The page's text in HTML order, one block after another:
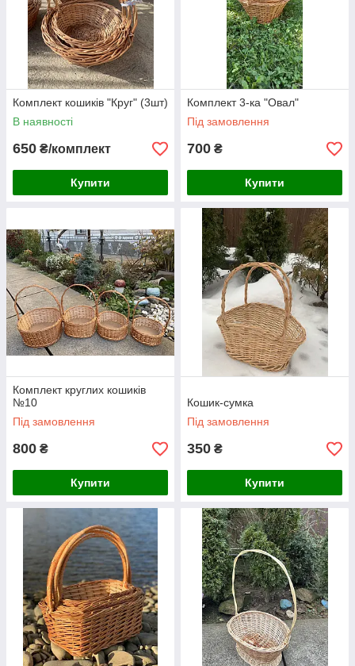
Комплект кошиків "Круг" (3шт)
В наявності
650 ₴/комплект
Купити
Комплект 3-ка "Овал"
Під замовлення
700 ₴
Купити
Комплект круглих кошиків
№10
Під замовлення
800 ₴
Купити
Кошик-сумка
Під замовлення
350 ₴
Купити